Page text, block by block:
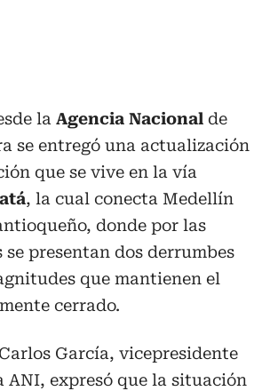
la Agencia Nacional de
se entregó una actualización
que se vive en la vía
, la cual conecta Medellín
donde por las
presentan dos derrumbes
que mantienen el
cerrado.
García, vicepresidente
ANI, expresó que la situación